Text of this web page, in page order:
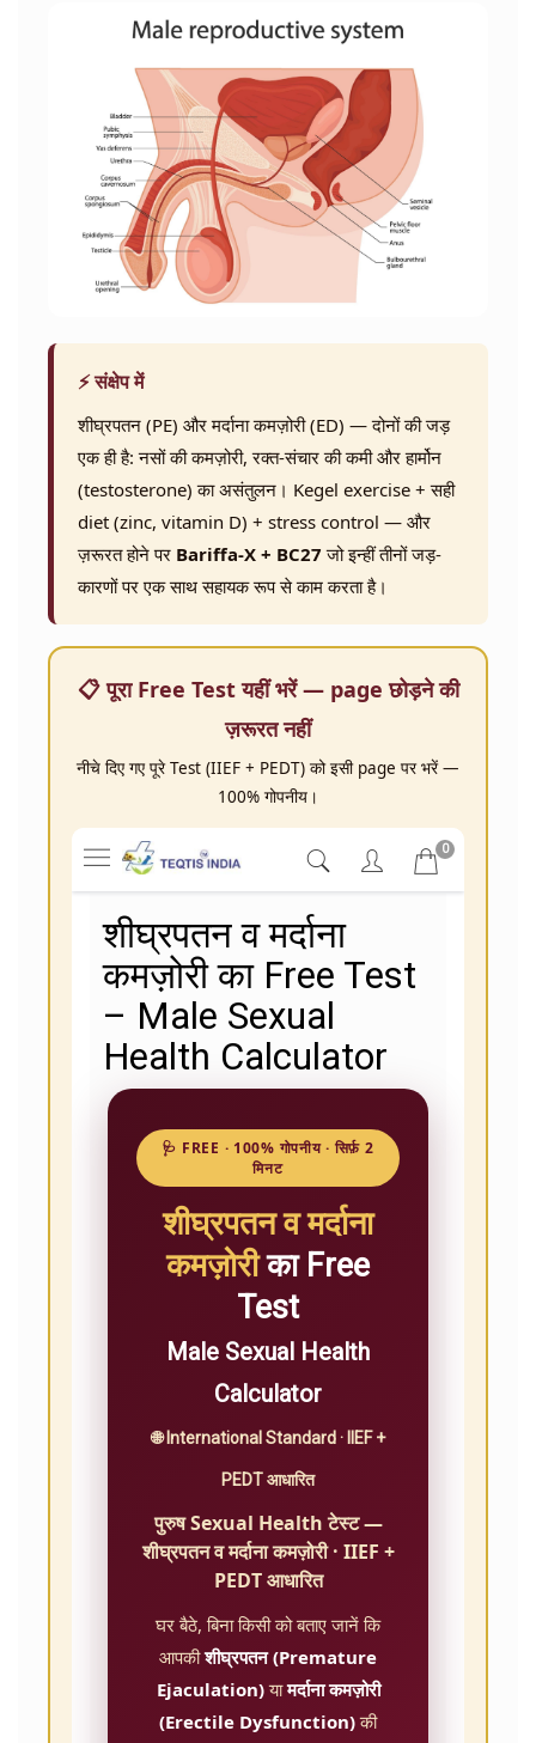
⚡ संक्षेप में
शीघ्रपतन (PE) और मर्दाना कमज़ोरी (ED) — दोनों की जड़
एक ही है: नसों की कमज़ोरी, रक्त-संचार की कमी और हार्मोन
(testosterone) का असंतुलन। Kegel exercise + सही
diet (zinc, vitamin D) + stress control — और
ज़रूरत होने पर Bariffa-X + BC27 जो इन्हीं तीनों जड़-
कारणों पर एक साथ सहायक रूप से काम करता है।
📋 पूरा Free Test यहीं भरें — page छोड़ने की
ज़रूरत नहीं
नीचे दिए गए पूरे Test (IIEF + PEDT) को इसी page पर भरें —
100% गोपनीय।